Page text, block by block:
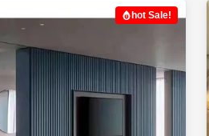
hot Sale!